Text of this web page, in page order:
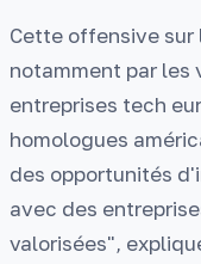
Cette offensive sur
notamment par les
entreprises tech
homologues
des opportunités
avec des
valorisées",